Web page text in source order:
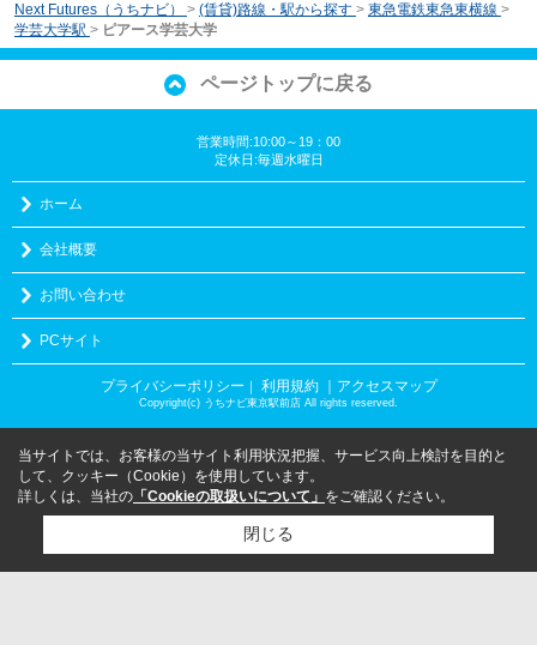
Next Futures（うちナビ） > (賃貸)路線・駅から探す > 東急電鉄東急東横線 >
学芸大学駅 > ピアース学芸大学
ページトップに戻る
営業時間:10:00～19：00
定休日:毎週水曜日
ホーム
会社概要
お問い合わせ
PCサイト
プライバシーポリシー 利用規約 ｜アクセスマップ
Copyright(c) うちナビ東京駅前店 All rights reserved.
当サイトでは、お客様の当サイト利用状況把握、サービス向上検討を目的と
して、クッキー（Cookie）を使用しています。
詳しくは、当社の 「Cookieの取扱いについて」 をご確認ください。
閉じる